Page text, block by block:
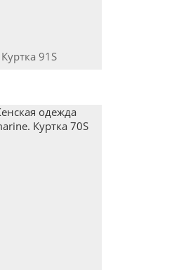
Куртка 91S